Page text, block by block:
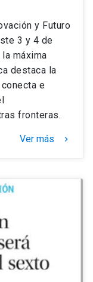
y Futuro
3 y 4 de
máxima
destaca la
e
fronteras.
Ver más keyboard_arrow_right